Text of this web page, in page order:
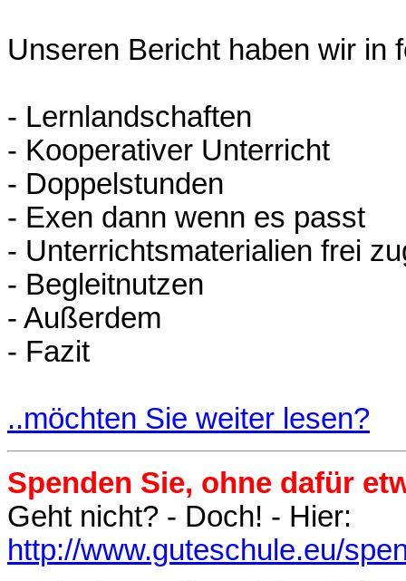
Unseren Bericht haben wir in
- Lernlandschaften
- Kooperativer Unterricht
- Doppelstunden
- Exen dann wenn es passt
- Unterrichtsmaterialien frei
- Begleitnutzen
- Außerdem
- Fazit
..möchten Sie weiter lesen?
Spenden Sie, ohne dafür
Geht nicht? - Doch! - Hier:
http://www.guteschule.eu/